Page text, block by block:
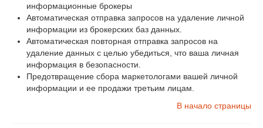
информационные брокеры
Автоматическая отправка запросов на удаление личной
информации из брокерских баз данных.
Автоматическая повторная отправка запросов на
удаление данных с целью убедиться, что ваша личная
информация в безопасности.
Предотвращение сбора маркетологами вашей личной
информации и ее продажи третьим лицам.
В начало страницы